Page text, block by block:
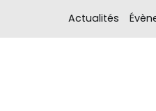
Actualités